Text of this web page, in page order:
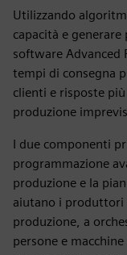
Utilizzando
capacità e
software Advanced
tempi di consegna
clienti e risposte
produzione
I due componenti
programmazione
produzione e la
aiutano i produttori
produzione, a
persone e